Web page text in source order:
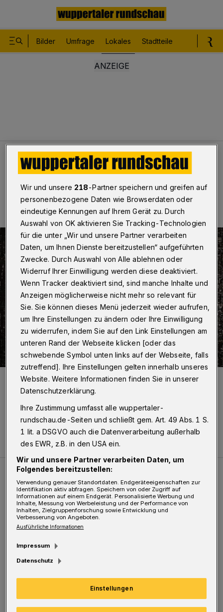
Bilder Umfrage Lokales Stadtteile
Lokales Großer Drogenfund in Wuppertal
Bilderstrecke
Großer Drogenfund in Wuppertal
Weitere Bilderstrecken
Sommer in der Elberfelder City
Wir und unsere 218-Partner speichern und greifen auf
personenbezogene Daten wie Browserdaten oder
eindeutige Kennungen auf Ihrem Gerät zu. Durch
Auswahl von OK aktivieren Sie Tracking-Technologien
für die unter „Wir und unsere Partner verarbeiten
Daten, um Ihnen Dienste bereitzustellen“ aufgeführten
Zwecke. Durch Auswahl von Alle ablehnen oder
Widerruf Ihrer Einwilligung werden diese deaktiviert.
Wenn Tracker deaktiviert sind, sind manche Inhalte und
Anzeigen möglicherweise nicht mehr so relevant für
Sie. Sie können dieses Menü jederzeit wieder aufrufen,
um Ihre Einstellungen zu ändern oder Ihre Einwilligung
zu widerrufen, indem Sie auf den Link Einstellungen am
unteren Rand der Webseite klicken [oder das
schwebende Symbol unten links auf der Webseite, falls
zutreffend]. Ihre Einstellungen gelten innerhalb unseres
Website. Weitere Informationen finden Sie in unserer
Datenschutzerklärung.
Ihre Zustimmung umfasst alle wuppertaler-
rundschau.de-Seiten und schließt gem. Art. 49 Abs. 1 S.
1 lit. a DSGVO auch die Datenverarbeitung außerhalb
des EWR, z.B. in den USA ein.
Wir und unsere Partner verarbeiten Daten, um
Folgendes bereitzustellen:
Verwendung genauer Standortdaten. Endgeräteeigenschaften zur
Identifikation aktiv abfragen. Speichern von oder Zugriff auf
Informationen auf einem Endgerät. Personalisierte Werbung und
Inhalte, Messung von Werbeleistung und der Performance von
Inhalten, Zielgruppenforschung sowie Entwicklung und
Verbesserung von Angeboten.
Ausführliche Informationen
Impressum
Datenschutz
Einstellungen